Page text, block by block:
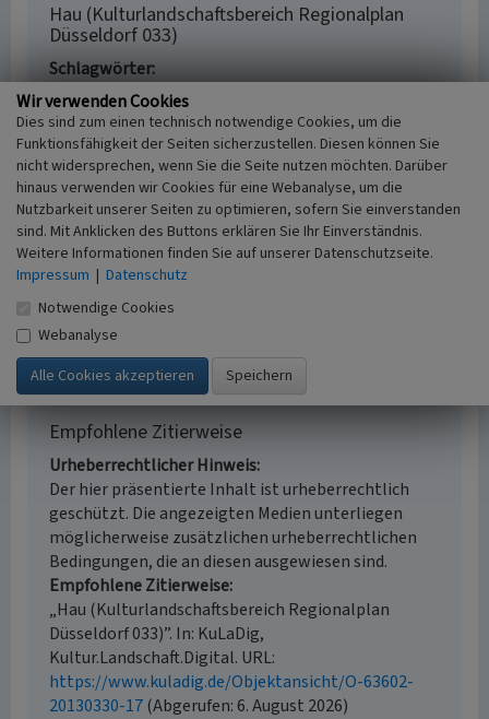
Hau (Kulturlandschaftsbereich Regionalplan
Düsseldorf 033)
Schlagwörter
Kulturlandschaftsbereich
Fachsicht(en)
Kulturlandschaftspflege, Denkmalpflege,
Raumplanung
Erfassungsmaßstab
i.d.R. 1:25.000 (kleiner als 1:20.000)
Erfassungsmethode
Archivauswertung, Literaturauswertung,
Geländebegehung/-kartierung
Historischer Zeitraum
Beginn 2012
Empfohlene Zitierweise
Urheberrechtlicher Hinweis
Der hier präsentierte Inhalt ist urheberrechtlich
geschützt. Die angezeigten Medien unterliegen
möglicherweise zusätzlichen urheberrechtlichen
Bedingungen, die an diesen ausgewiesen sind.
Empfohlene Zitierweise
„Hau (Kulturlandschaftsbereich Regionalplan
Düsseldorf 033)”. In: KuLaDig,
Kultur.Landschaft.Digital. URL:
https://www.kuladig.de/Objektansicht/O-63602-
20130330-17(Abgerufen: 6. August 2026)
Wir verwenden Cookies
Dies sind zum einen technisch notwendige Cookies, um die
Funktionsfähigkeit der Seiten sicherzustellen. Diesen können Sie
nicht widersprechen, wenn Sie die Seite nutzen möchten. Darüber
hinaus verwenden wir Cookies für eine Webanalyse, um die
Nutzbarkeit unserer Seiten zu optimieren, sofern Sie einverstanden
sind. Mit Anklicken des Buttons erklären Sie Ihr Einverständnis.
Weitere Informationen finden Sie auf unserer Datenschutzseite.
Impressum | Datenschutz
Notwendige Cookies
Webanalyse